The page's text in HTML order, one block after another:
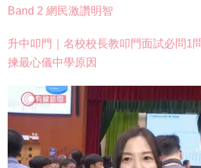
Band 2 網民激讚明智
升中叩門｜名校校長教叩門面試必問1
揀最心儀中學原因